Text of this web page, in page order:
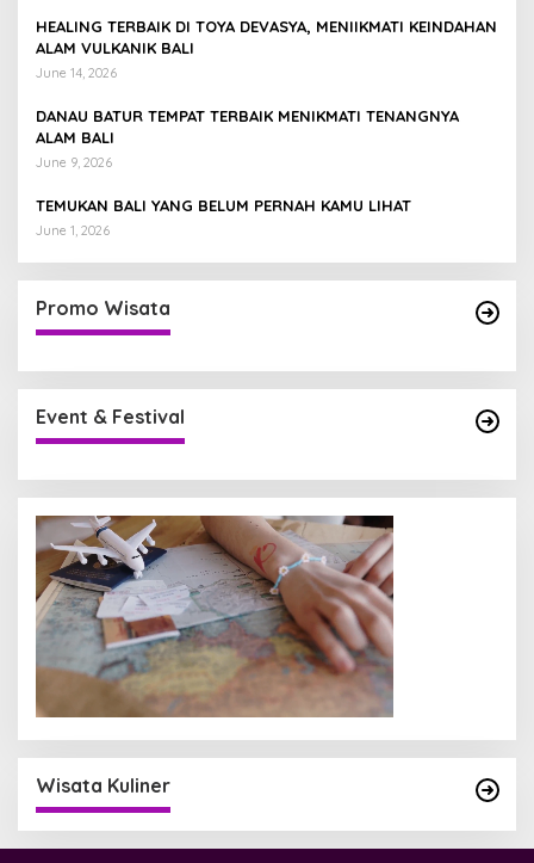
HEALING TERBAIK DI TOYA DEVASYA, MENIIKMATI KEINDAHAN
ALAM VULKANIK BALI
June 14, 2026
DANAU BATUR TEMPAT TERBAIK MENIKMATI TENANGNYA
ALAM BALI
June 9, 2026
TEMUKAN BALI YANG BELUM PERNAH KAMU LIHAT
June 1, 2026
Promo Wisata
Event & Festival
Wisata Kuliner